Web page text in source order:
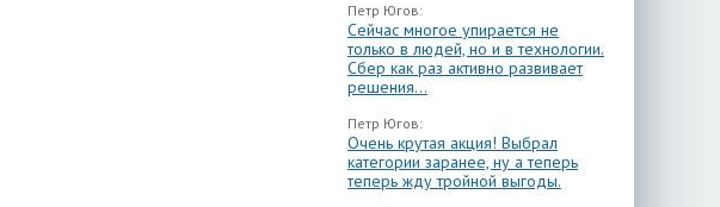
Петр Югов:
Сейчас многое упирается не
только в людей, но и в технологии.
Сбер как раз активно развивает
решения...
Петр Югов:
Очень крутая акция! Выбрал
категории заранее, ну а теперь
теперь жду тройной выгоды.